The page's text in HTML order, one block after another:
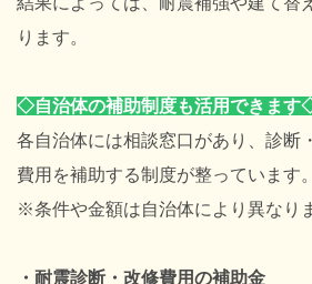
ります。
◇自治体の補助制度も活用できます
各自治体には相談窓口があり、診断
費用を補助する制度が整っています。
※条件や金額は自治体により異なり
・耐震診断・改修費用の補助金